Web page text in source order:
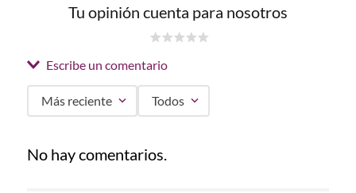
Tu opinión cuenta para nosotros
Escribe un comentario
Título
Más reciente Todos
No hay comentarios.